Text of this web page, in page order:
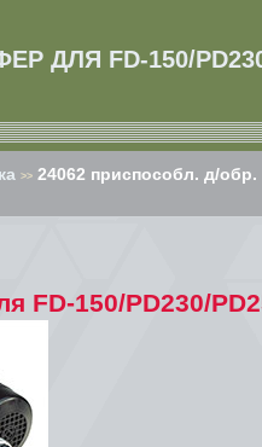
FD-150/
>> 24062 приспособл. д/обр.
FD-150/PD230/